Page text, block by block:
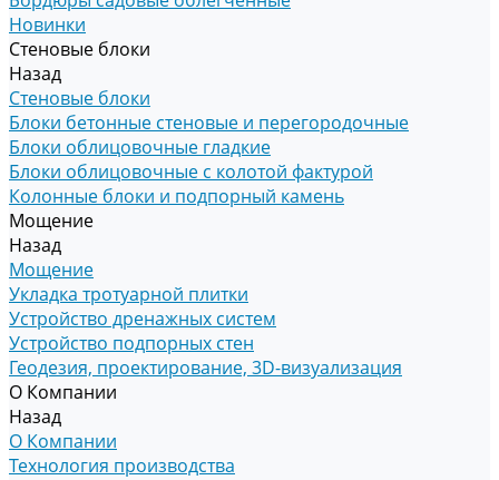
Новинки
Стеновые блоки
Назад
Стеновые блоки
Блоки бетонные стеновые и перегородочные
Блоки облицовочные гладкие
Блоки облицовочные с колотой фактурой
Колонные блоки и подпорный камень
Мощение
Назад
Мощение
Укладка тротуарной плитки
Устройство дренажных систем
Устройство подпорных стен
Геодезия, проектирование, 3D-визуализация
О Компании
Назад
О Компании
Технология производства